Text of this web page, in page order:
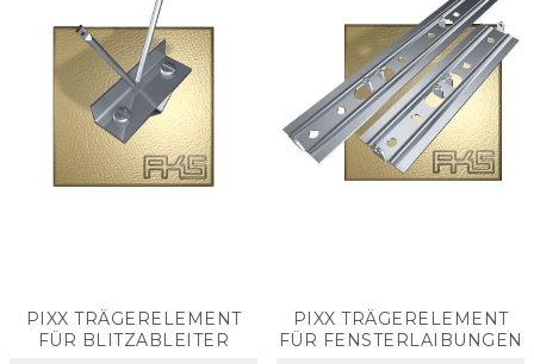
PIXX TRÄGERELEMENT
FÜR BLITZABLEITER
PIXX TRÄGERELEMENT
FÜR FENSTERLAIBUNGEN